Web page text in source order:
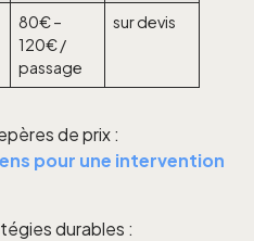
80€ –
120€ /
passage
sur devis
de prix :
pour une intervention
durables :